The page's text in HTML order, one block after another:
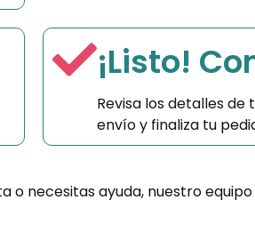
¡Listo!
Revisa los detalles
envío y finaliza tu
o necesitas ayuda, nuestro